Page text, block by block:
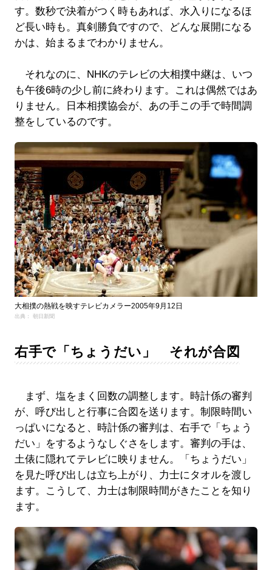
す。数秒で決着がつく時もあれば、水入りになるほ
ど長い時も。真剣勝負ですので、どんな展開になる
かは、始まるまでわかりません。
それなのに、NHKのテレビの大相撲中継は、いつ
も午後6時の少し前に終わります。これは偶然ではあ
りません。日本相撲協会が、あの手この手で時間調
整をしているのです。
大相撲の熱戦を映すテレビカメラー2005年9月12日
出典： 朝日新聞
右手で「ちょうだい」 それが合図
まず、塩をまく回数の調整します。時計係の審判
が、呼び出しと行事に合図を送ります。制限時間い
っぱいになると、時計係の審判は、右手で「ちょう
だい」をするようなしぐさをします。審判の手は、
土俵に隠れてテレビに映りません。「ちょうだい」
を見た呼び出しは立ち上がり、力士にタオルを渡し
ます。こうして、力士は制限時間がきたことを知り
ます。